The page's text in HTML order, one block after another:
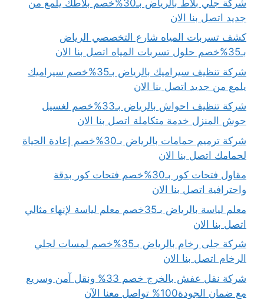
شركة جلي بلاط بالرياض بـ30%خصم بلاطك يلمع من
جديد اتصل بنا الان
كشف تسربات المياه شارع التخصصي الرياض
بـ35%خصم حلول تسربات المياه اتصل بنا الان
شركة تنظيف سيراميك بالرياض بـ35%خصم سيراميك
يلمع من جديد اتصل بنا الان
شركة تنظيف احواش بالرياض بـ33%خصم لغسيل
حوش المنزل خدمة متكاملة اتصل بنا الان
شركة ترميم حمامات بالرياض بـ30%خصم إعادة الحياة
لحمامك اتصل بنا الان
مقاول فتحات كور بـ30%خصم فتحات كور بدقة
واحترافية اتصل بنا الان
معلم لياسة بالرياض بـ35خصم معلم لياسة لإنهاء مثالي
اتصل بنا الان
شركة جلى رخام بالرياض بـ35%خصم لمسات لجلي
الرخام اتصل بنا الان
شركة نقل عفش بالخرج خصم 33% ونقل آمن وسريع
مع ضمان الجودة100% تواصل معنا الآن